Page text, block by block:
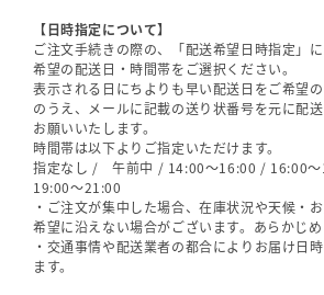
【日時指定について】
ご注文手続きの際の、「配送希望日時指定」
希望の配送日・時間帯をご選択ください。
表示される日にちよりも早い配送日をご希望
のうえ、メールに記載の送り状番号を元に配
お願いいたします。
時間帯は以下よりご指定いただけます。
指定なし / 午前中 / 14:00～16:00 / 16:00
19:00～21:00
・ご注文が集中した場合、在庫状況や天候・
希望に沿えない場合がございます。あらかじめ
・交通事情や配送業者の都合によりお届け日
ます。